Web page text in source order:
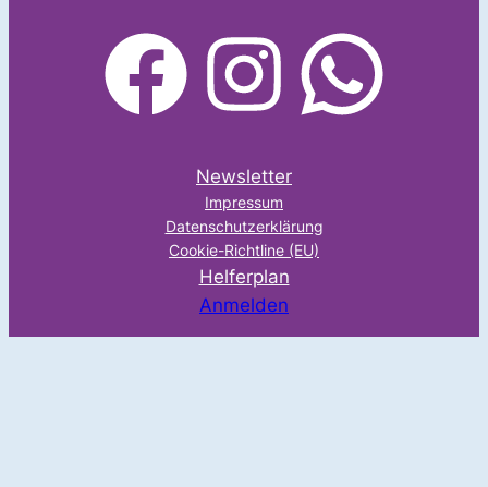
facebook Instagram WhatsApp
Newsletter
Impressum
Datenschutzerklärung
Cookie-Richtline (EU)
Helferplan
Anmelden